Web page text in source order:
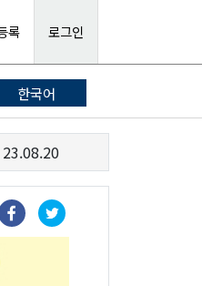
록 로그인
한국어
23.08.20